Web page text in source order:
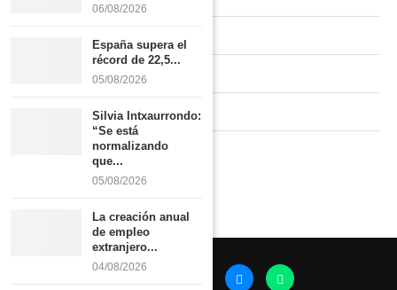
Publicidad tarifas
Política de privacidad
06/08/2026
España supera el
récord de 22,5...
05/08/2026
Silvia Intxaurrondo:
“Se está
normalizando
que...
05/08/2026
La creación anual
de empleo
extranjero...
04/08/2026